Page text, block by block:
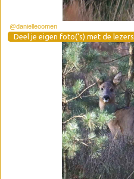
@danielleoomen
Deel je eigen foto('s) met de lezers